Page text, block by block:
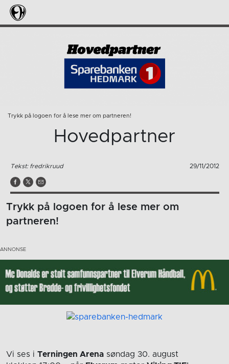
Trykk på logoen for å lese mer om partneren!
Hovedpartner
Tekst: fredrikruud 29/11/2012
Trykk på logoen for å lese mer om
partneren!
Vi ses i Terningen Arena søndag 30. august